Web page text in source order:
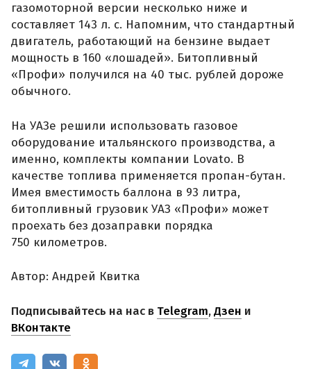
газомоторной версии несколько ниже и
составляет 143 л. с. Напомним, что стандартный
двигатель, работающий на бензине выдает
мощность в 160 «лошадей». Битопливный
«Профи» получился на 40 тыс. рублей дороже
обычного.
На УАЗе решили использовать газовое
оборудование итальянского производства, а
именно, комплекты компании Lovato. В
качестве топлива применяется пропан-бутан.
Имея вместимость баллона в 93 литра,
битопливный грузовик УАЗ «Профи» может
проехать без дозаправки порядка
750 километров.
Автор: Андрей Квитка
Подписывайтесь на нас в Telegram,Дзен и
ВКонтакте